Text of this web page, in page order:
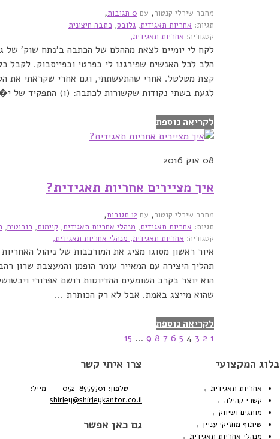
מחבר שירלי קנטור, עם 0 תגובות ,
קטגוריה: אחריות תאגידית,
תגיות: אחריות תאגידית, גלובס, כתבה חיצונית
לקח לי יומיים לצאת מההלם של הכתבה ב'נתח שוק' של
הלב לכל האנשים שפירגנו לי בפרטי ובפייסבוק.
קצת מטלטל. אחרי שהתעשתתי, וגם אחרי שקראתי את
לגעת בשתי נקודות שקשורות לכתבה: (1) התפקיד של י� ...
לקריאה נוספת
08 אוק 2016
איך מציירים אחריות תאגידית?‏
מחבר שירלי קנטור, עם 12 תגובות ,
קטגוריה: אחריות תאגידית, מנהלי אחריות תאגידית,
תגיות: אחריות תאגידית, מנהלי אחריות תאגידית, קיימות, רובוטים,
איור ראשון מסוגו מציג את המורכבות של ניהול
תהליך היצירה עם המאייר עומר הופמן והמעצבת שרון
הוא יוצר בקרב השומעים ההדיוטות רושם אפרורי
שהוא מייצג באמת. אבל לא רק הכותרת ...
לקריאה נוספת
1
2
3
4
5
6
7
8
9
…
15
צרו איתי קשר
טלפון: 052-8555501
מייל:
shirley@shirleykantor.co.il
גם כאן אפשר
המקצועי
אחריות תאגידית
קשרי קהילה
מותגים ושיווק
שיתוף מחזיקי עניין
מנהלי אחריות תאגידית